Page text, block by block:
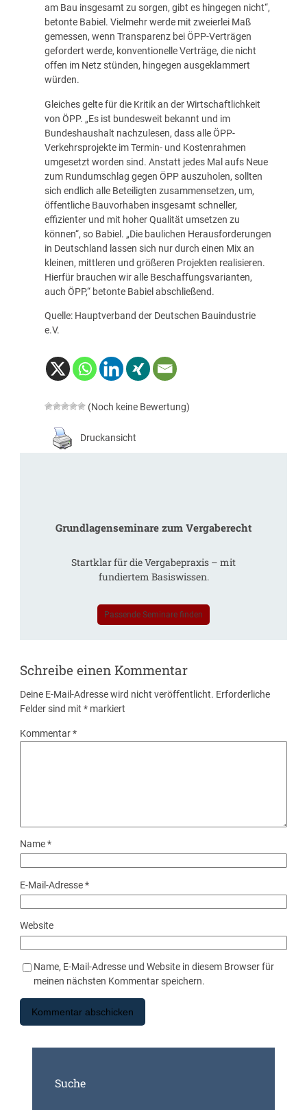
am Bau insgesamt zu sorgen, gibt es hingegen nicht“,
betonte Babiel. Vielmehr werde mit zweierlei Maß
gemessen, wenn Transparenz bei ÖPP-Verträgen
gefordert werde, konventionelle Verträge, die nicht
offen im Netz stünden, hingegen ausgeklammert
würden.
Gleiches gelte für die Kritik an der Wirtschaftlichkeit
von ÖPP. „Es ist bundesweit bekannt und im
Bundeshaushalt nachzulesen, dass alle ÖPP-
Verkehrsprojekte im Termin- und Kostenrahmen
umgesetzt worden sind. Anstatt jedes Mal aufs Neue
zum Rundumschlag gegen ÖPP auszuholen, sollten
sich endlich alle Beteiligten zusammensetzen, um,
öffentliche Bauvorhaben insgesamt schneller,
effizienter und mit hoher Qualität umsetzen zu
können“, so Babiel. „Die baulichen Herausforderungen
in Deutschland lassen sich nur durch einen Mix an
kleinen, mittleren und größeren Projekten realisieren.
Hierfür brauchen wir alle Beschaffungsvarianten,
auch ÖPP,“ betonte Babiel abschließend.
Quelle: Hauptverband der Deutschen Bauindustrie
e.V.
(Noch keine Bewertung)
Druckansicht
Grundlagenseminare zum Vergaberecht
Startklar für die Vergabepraxis – mit
fundiertem Basiswissen.
Passende Seminare finden
Schreibe einen Kommentar
Deine E-Mail-Adresse wird nicht veröffentlicht. Erforderliche
Felder sind mit* markiert
Kommentar*
Name*
E-Mail-Adresse*
Website
Name, E-Mail-Adresse und Website in diesem Browser für
meinen nächsten Kommentar speichern.
Suche